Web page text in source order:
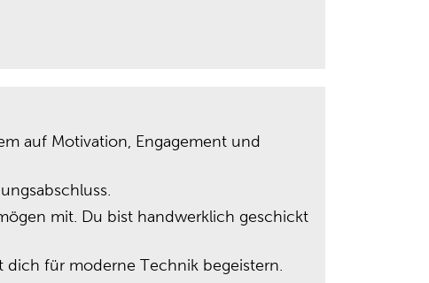
auf Motivation, Engagement und
mit. Du bist handwerklich geschickt
dich für moderne Technik begeistern.